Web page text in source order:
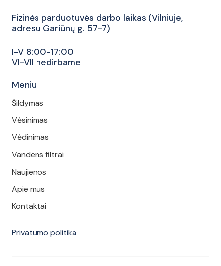
Fizinės parduotuvės darbo laikas (Vilniuje,
adresu Gariūnų g. 57-7)
I-V 8:00-17:00
VI-VII nedirbame
Meniu
Šildymas
Vėsinimas
Vėdinimas
Vandens filtrai
Naujienos
Apie mus
Kontaktai
Privatumo politika